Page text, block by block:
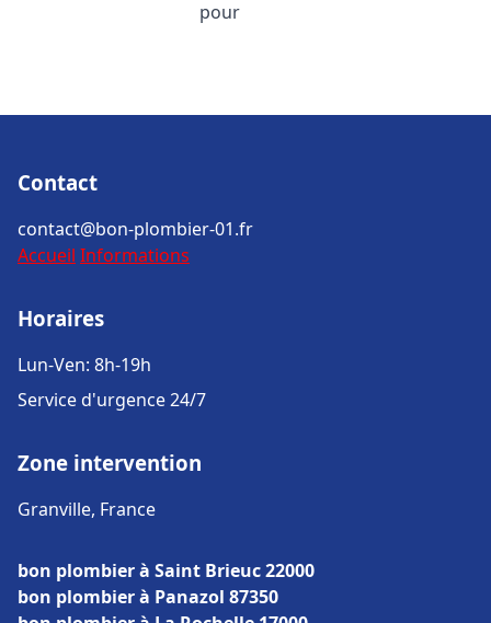
pour
Contact
contact@bon-plombier-01.fr
Accueil Informations
Horaires
Lun-Ven: 8h-19h
Service d'urgence 24/7
Zone intervention
Granville, France
bon plombier à Saint Brieuc 22000
bon plombier à Panazol 87350